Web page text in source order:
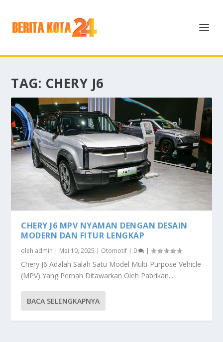
TAG: CHERY J6
CHERY J6 MPV NYAMAN DENGAN DESAIN
MODERN DAN FITUR LENGKAP
oleh admin | Mei 10, 2025 | Otomotif | 0 |
Chery J6 Adalah Salah Satu Model Multi-Purpose Vehicle
(MPV) Yang Pernah Ditawarkan Oleh Pabrikan...
BACA SELENGKAPNYA